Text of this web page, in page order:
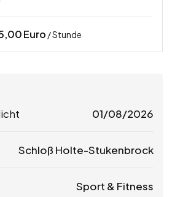
Euro / Stunde
01/08/2026
Schloß Holte-Stukenbrock
Sport & Fitness